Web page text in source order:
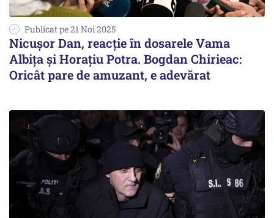
Publicat pe 21 Noi 2025
Nicușor Dan, reacție în dosarele Vama
Albița și Horațiu Potra. Bogdan Chirieac:
Oricât pare de amuzant, e adevărat